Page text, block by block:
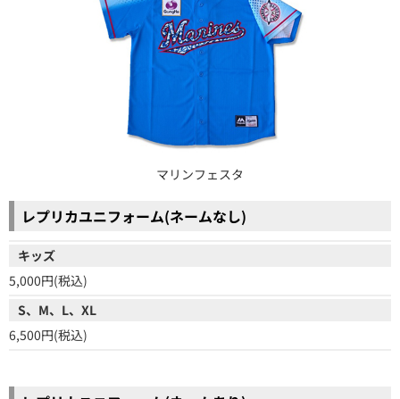
マリンフェスタ
レプリカユニフォーム(ネームなし)
キッズ
5,000円(税込)
S、M、L、XL
6,500円(税込)